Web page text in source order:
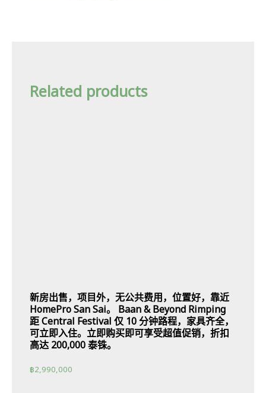
Related products
新房出售，项目外，无公共费用，位置好，靠近
HomePro San Sai。 Baan & Beyond Rimping
距 Central Festival 仅 10 分钟路程，家具齐全，
可立即入住。立即购买即可享受超值促销，折扣
高达 200,000 泰铢。
฿2,990,000